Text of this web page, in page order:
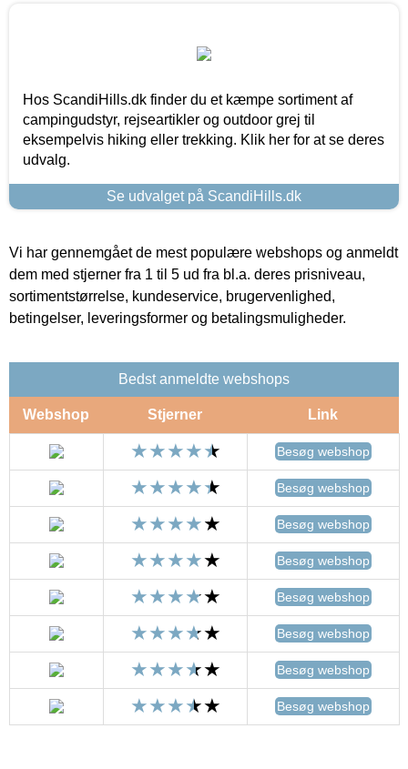
Hos ScandiHills.dk finder du et kæmpe sortiment af
campingudstyr, rejseartikler og outdoor grej til
eksempelvis hiking eller trekking. Klik her for at se deres
udvalg.
Se udvalget på ScandiHills.dk
Vi har gennemgået de mest populære webshops og anmeldt
dem med stjerner fra 1 til 5 ud fra bl.a. deres prisniveau,
sortimentstørrelse, kundeservice, brugervenlighed,
betingelser, leveringsformer og betalingsmuligheder.
Bedst anmeldte webshops
Webshop Stjerner Link
Besøg webshop
Besøg webshop
Besøg webshop
Besøg webshop
Besøg webshop
Besøg webshop
Besøg webshop
Besøg webshop